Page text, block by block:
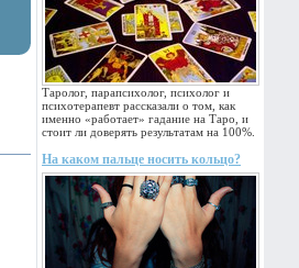
Таролог, парапсихолог, психолог и
психотерапевт рассказали о том, как
именно «работает» гадание на Таро, и
стоит ли доверять результатам на 100%.
На каком пальце носить кольцо?